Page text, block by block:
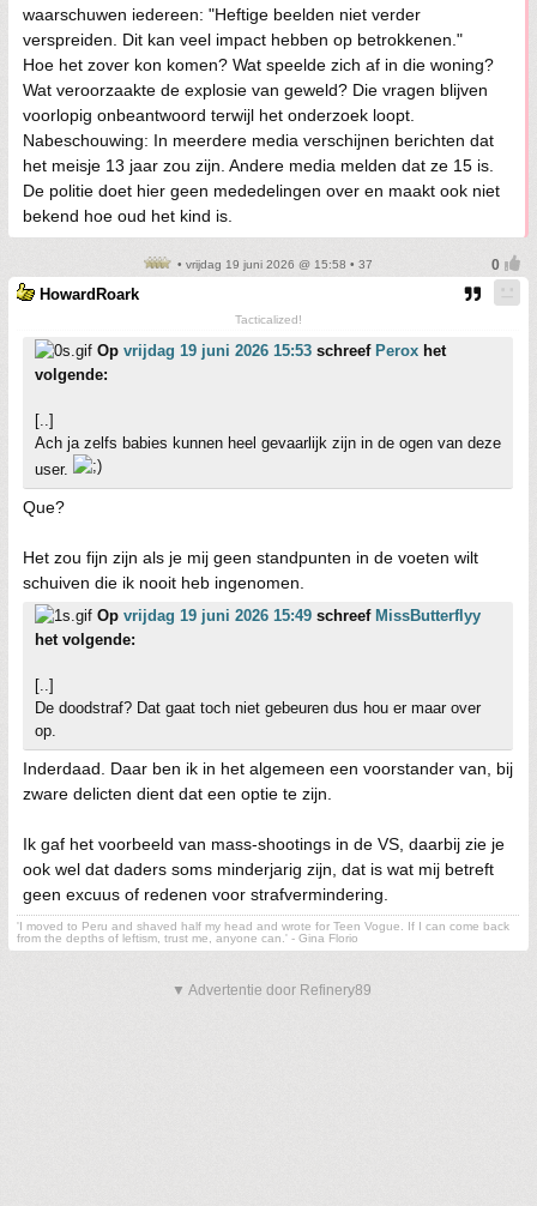
waarschuwen iedereen: "Heftige beelden niet verder
verspreiden. Dit kan veel impact hebben op betrokkenen."
Hoe het zover kon komen? Wat speelde zich af in die woning?
Wat veroorzaakte de explosie van geweld? Die vragen blijven
voorlopig onbeantwoord terwijl het onderzoek loopt.
Nabeschouwing: In meerdere media verschijnen berichten dat
het meisje 13 jaar zou zijn. Andere media melden dat ze 15 is.
De politie doet hier geen mededelingen over en maakt ook niet
bekend hoe oud het kind is.
• vrijdag 19 juni 2026 @ 15:58 • 37
HowardRoark
Tacticalized!
Op vrijdag 19 juni 2026 15:53 schreef Perox het
volgende:
[..]
Ach ja zelfs babies kunnen heel gevaarlijk zijn in de ogen van deze
user.
Que?
Het zou fijn zijn als je mij geen standpunten in de voeten wilt
schuiven die ik nooit heb ingenomen.
Op vrijdag 19 juni 2026 15:49 schreef MissButterflyy
het volgende:
[..]
De doodstraf? Dat gaat toch niet gebeuren dus hou er maar over
op.
Inderdaad. Daar ben ik in het algemeen een voorstander van, bij
zware delicten dient dat een optie te zijn.
Ik gaf het voorbeeld van mass-shootings in de VS, daarbij zie je
ook wel dat daders soms minderjarig zijn, dat is wat mij betreft
geen excuus of redenen voor strafvermindering.
'I moved to Peru and shaved half my head and wrote for Teen Vogue. If I can come back
from the depths of leftism, trust me, anyone can.' - Gina Florio
▼ Advertentie door Refinery89